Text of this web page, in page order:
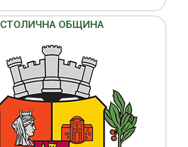
СТОЛИЧНА ОБЩИНА